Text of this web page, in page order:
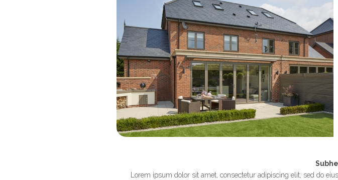
Lorem ipsum dolor sit amet, consectetur adipiscing elit, sed do